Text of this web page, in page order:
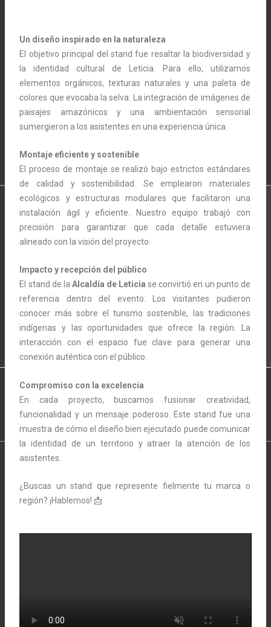
Un diseño inspirado en la naturaleza
El objetivo principal del stand fue resaltar la biodiversidad y
la identidad cultural de Leticia. Para ello, utilizamos
elementos orgánicos, texturas naturales y una paleta de
colores que evocaba la selva. La integración de imágenes de
paisajes amazónicos y una ambientación sensorial
sumergieron a los asistentes en una experiencia única.
Montaje eficiente y sostenible
El proceso de montaje se realizó bajo estrictos estándares
de calidad y sostenibilidad. Se emplearon materiales
ecológicos y estructuras modulares que facilitaron una
instalación ágil y eficiente. Nuestro equipo trabajó con
precisión para garantizar que cada detalle estuviera
alineado con la visión del proyecto.
Impacto y recepción del público
El stand de la Alcaldía de Leticia se convirtió en un punto de
referencia dentro del evento. Los visitantes pudieron
conocer más sobre el turismo sostenible, las tradiciones
indígenas y las oportunidades que ofrece la región. La
interacción con el espacio fue clave para generar una
conexión auténtica con el público.
Compromiso con la excelencia
En cada proyecto, buscamos fusionar creatividad,
funcionalidad y un mensaje poderoso. Este stand fue una
muestra de cómo el diseño bien ejecutado puede comunicar
la identidad de un territorio y atraer la atención de los
asistentes.
¿Buscas un stand que represente fielmente tu marca o
región? ¡Hablemos! 📩